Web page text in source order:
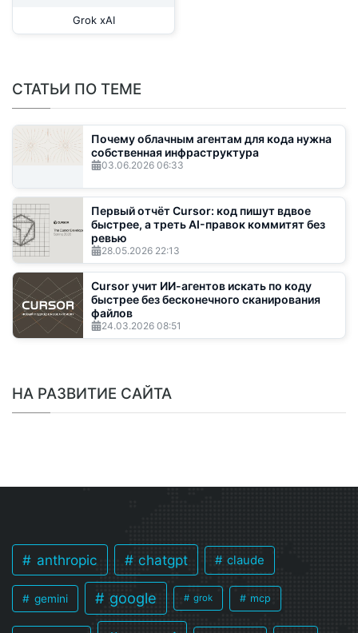
Grok xAI
СТАТЬИ ПО ТЕМЕ
Почему облачным агентам для кода нужна
собственная инфраструктура
03.06.2026 06:33
Первый отчёт Cursor: код пишут вдвое
быстрее, а треть AI-правок коммитят без
ревью
28.05.2026 22:13
Cursor учит ИИ-агентов искать по коду
быстрее без бесконечного сканирования
файлов
24.03.2026 08:51
НА РАЗВИТИЕ САЙТА
anthropic chatgpt claude
gemini google grok mcp